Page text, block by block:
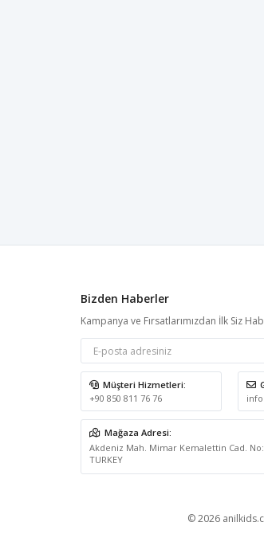
Bizden Haberler
Kampanya ve Fırsatlarımızdan İlk Siz
Müşteri Hizmetleri:
+90 850 811 76 76
Mağaza Adresi:
Akdeniz Mah. Mimar Kemalettin Cad.
TURKEY
© 2026